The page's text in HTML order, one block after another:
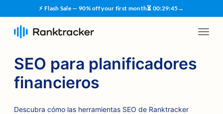
⚡ Flash Sale — 90% off your first month⏳ 00:29:45→
SEO para planificadores
financieros
Descubra cómo las herramientas SEO de Ranktracker